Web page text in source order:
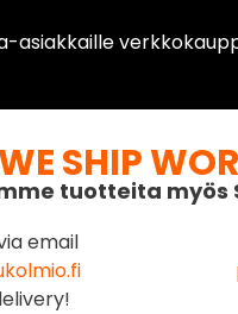
asiakkaille
SHIP
tuotteita myös
email